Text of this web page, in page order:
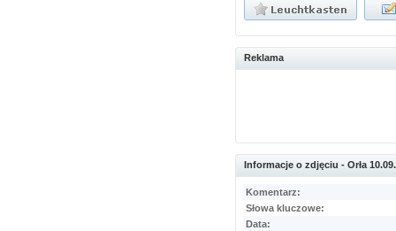
Reklama
Informacje o zdjęciu - Orła
Komentarz:
Słowa kluczowe:
Data: